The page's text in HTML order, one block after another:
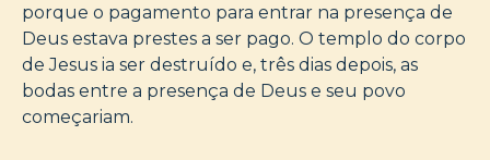
porque o pagamento para entrar na presença de
Deus estava prestes a ser pago. O templo do corpo
de Jesus ia ser destruído e, três dias depois, as
bodas entre a presença de Deus e seu povo
começariam.